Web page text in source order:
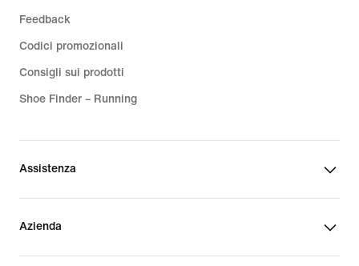
Feedback
Codici promozionali
Consigli sui prodotti
Shoe Finder – Running
Assistenza
Azienda